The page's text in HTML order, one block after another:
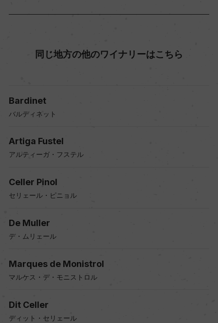
同じ地方の他のワイナリーはこちら
Bardinet
バルディネット
Artiga Fustel
アルティーガ・フステル
Celler Pinol
セリェール・ピニョル
De Muller
デ・ムリェール
Marques de Monistrol
マルケス・デ・モニストロル
Dit Celler
ディット・セリェール